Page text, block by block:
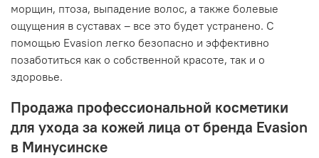
морщин, птоза, выпадение волос, а также болевые
ощущения в суставах – все это будет устранено. С
помощью Evasion легко безопасно и эффективно
позаботиться как о собственной красоте, так и о
здоровье.
Продажа профессиональной косметики
для ухода за кожей лица от бренда Evasion
в Минусинске